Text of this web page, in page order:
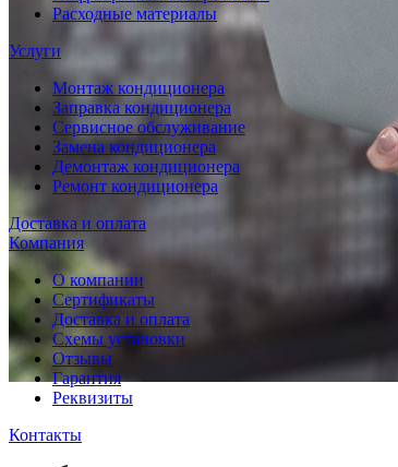
Расходные материалы
Услуги
Монтаж кондиционера
Заправка кондиционера
Сервисное обслуживание
Замена кондиционера
Демонтаж кондиционера
Ремонт кондиционера
Доставка и оплата
Компания
О компании
Сертификаты
Доставка и оплата
Схемы установки
Отзывы
Гарантия
Реквизиты
Контакты